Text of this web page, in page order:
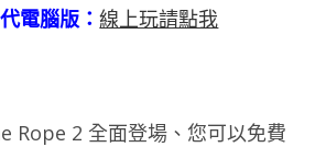
電腦版：線上玩請點我
Rope 2 全面登場、您可以免費